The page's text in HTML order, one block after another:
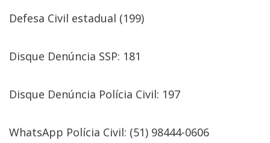
Defesa Civil estadual (199)
Disque Denúncia SSP: 181
Disque Denúncia Polícia Civil: 197
WhatsApp Polícia Civil: (51) 98444-0606